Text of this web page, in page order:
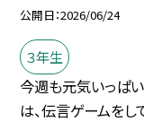
公開日 2026/06/24
３年生
今週も元気いっぱ
は、伝言ゲームをし